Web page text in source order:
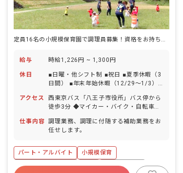
定員16名の小規模保育園で調理員募集！資格をお持ちでない方も応募OK
給与 時給1,226円 ~ 1,300円
休日
■日曜・他シフト制 ■祝日 ■夏季休暇（3
日間） ■年末年始休暇（12/29～1/3）
可能） ■産休・育休制度（取得率・復帰
率ともに100％！）
アクセス
西東京バス「八王子市役所」バス停から
徒歩3分 ◆マイカー・バイク・自転車通
料）
仕事内容 調理業務、調理に付随する補助業務をお
任せします。
パート・アルバイト
小規模保育
ボーナス・賞与あり
有給 福利厚生充実